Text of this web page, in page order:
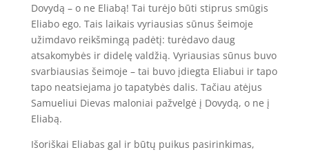
Dovydą – o ne Eliabą! Tai turėjo būti stiprus smūgis
Eliabo ego. Tais laikais vyriausias sūnus šeimoje
užimdavo reikšmingą padėtį: turėdavo daug
atsakomybės ir didelę valdžią. Vyriausias sūnus buvo
svarbiausias šeimoje – tai buvo įdiegta Eliabui ir tapo
tapo neatsiejama jo tapatybės dalis. Tačiau atėjus
Samueliui Dievas maloniai pažvelgė į Dovydą, o ne į
Eliabą.
Išoriškai Eliabas gal ir būtų puikus pasirinkimas,